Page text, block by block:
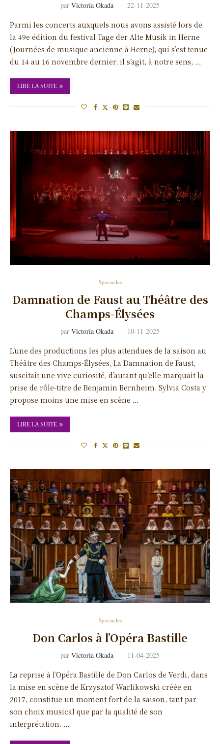
par Victoria Okada 22-11-2025
Parmi les concerts auxquels nous avons assisté lors de
la 49e édition du festival Tage der Alte Musik in Herne
(Journées de musique ancienne à Herne), qui s’est tenue
du 14 au 16 novembre dernier, il s’agit, à notre sens, …
LIRE LA SUITE
Spectacles
Damnation de Faust au Théâtre des
Champs-Élysées
par Victoria Okada 10-11-2025
L’une des productions les plus attendues de la saison au
Théâtre des Champs-Élysées, La Damnation de Faust,
suscitait une vive curiosité, d’autant qu’elle marquait la
prise de rôle-titre de Benjamin Bernheim. Sylvia Costa y
propose moins une mise en scène …
LIRE LA SUITE
Spectacles
Don Carlos à l’Opéra Bastille
par Victoria Okada 11-04-2025
La reprise à l’Opéra Bastille de Don Carlos de Verdi, dans
la mise en scène de Krzysztof Warlikowski créée en
2017, constitue un moment fort de la saison, tant par
son choix musical que par la qualité de son
interprétation. …